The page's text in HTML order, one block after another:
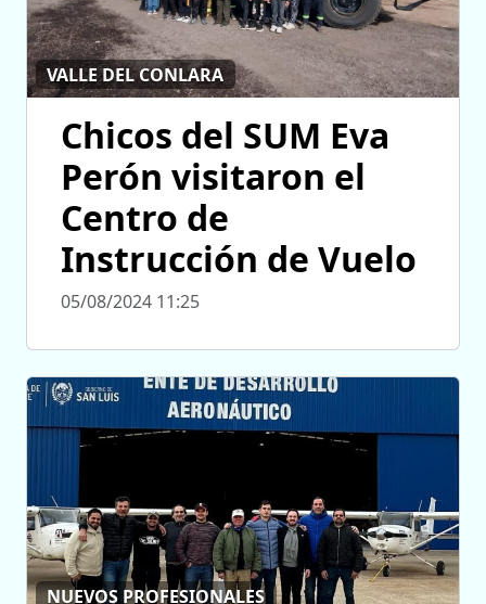
VALLE DEL CONLARA
Chicos del SUM Eva
Perón visitaron el
Centro de
Instrucción de Vuelo
05/08/2024 11:25
NUEVOS PROFESIONALES